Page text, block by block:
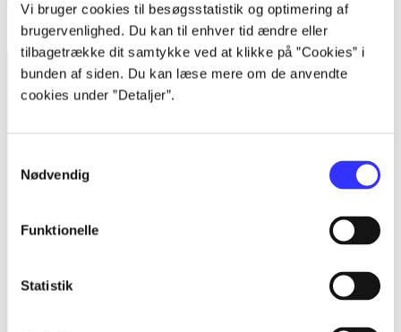
Vi bruger cookies til besøgsstatistik og optimering af
brugervenlighed. Du kan til enhver tid ændre eller
tilbagetrække dit samtykke ved at klikke på ”Cookies” i
bunden af siden. Du kan læse mere om de anvendte
cookies under ”Detaljer”.
Nødvendig
Funktionelle
Statistik
Scooby-Doo! and the spooky swamp